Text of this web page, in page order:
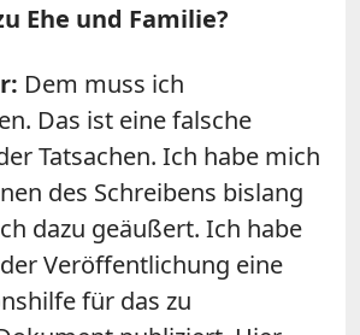
Ehe und Familie?
Dem muss ich
Das ist eine falsche
Tatsachen. Ich habe mich
des Schreibens bislang
dazu geäußert. Ich habe
Veröffentlichung eine
für das zu